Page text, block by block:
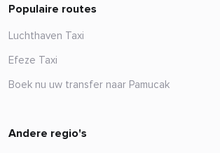
Populaire routes
Luchthaven Taxi
Efeze Taxi
Boek nu uw transfer naar Pamucak
Andere regio's